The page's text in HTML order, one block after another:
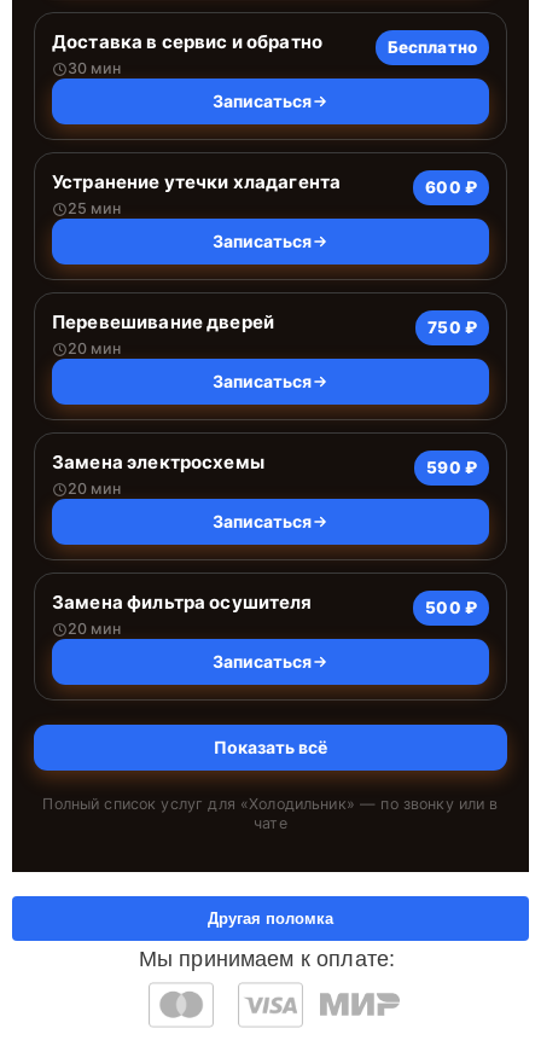
Доставка в сервис и обратно
30 мин
Бесплатно
Записаться
Устранение утечки хладагента
25 мин
600 ₽
Записаться
Перевешивание дверей
20 мин
750 ₽
Записаться
Замена электросхемы
20 мин
590 ₽
Записаться
Замена фильтра осушителя
20 мин
500 ₽
Записаться
Показать всё
Полный список услуг для «Холодильник» — по звонку или в
чате
Мы принимаем к оплате:
Другая поломка